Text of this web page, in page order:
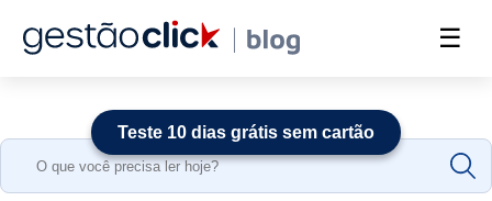
☰
Search
Teste 10 dias grátis sem cartão